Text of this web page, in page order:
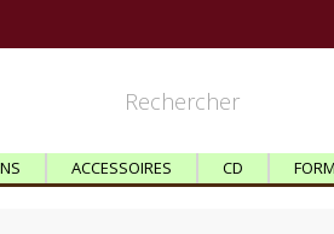
ACCESSOIRES CD